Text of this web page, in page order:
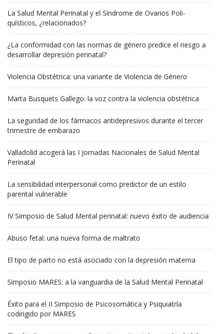
La Salud Mental Perinatal y el Síndrome de Ovarios Poli-
quísticos, ¿relacionados?
¿La conformidad con las normas de género predice el riesgo a
desarrollar depresión perinatal?
Violencia Obstétrica: una variante de Violencia de Género
Marta Busquets Gallego: la voz contra la violencia obstétrica
La seguridad de los fármacos antidepresivos durante el tercer
trimestre de embarazo
Valladolid acogerá las I Jornadas Nacionales de Salud Mental
Perinatal
La sensibilidad interpersonal como predictor de un estilo
parental vulnerable
IV Simposio de Salud Mental perinatal: nuevo éxito de audiencia
Abuso fetal: una nueva forma de maltrato
El tipo de parto no está asociado con la depresión materna
Simposio MARES: a la vanguardia de la Salud Mental Perinatal
Éxito para el II Simposio de Psicosomática y Psiquiatría
codirigido por MARES